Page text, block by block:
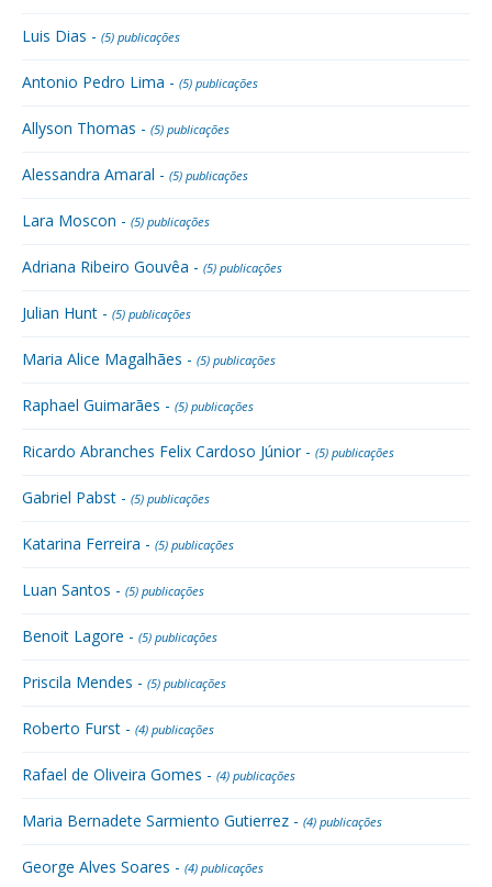
Luis Dias - (5) publicações
Antonio Pedro Lima - (5) publicações
Allyson Thomas - (5) publicações
Alessandra Amaral - (5) publicações
Lara Moscon - (5) publicações
Adriana Ribeiro Gouvêa - (5) publicações
Julian Hunt - (5) publicações
Maria Alice Magalhães - (5) publicações
Raphael Guimarães - (5) publicações
Ricardo Abranches Felix Cardoso Júnior - (5) publicações
Gabriel Pabst - (5) publicações
Katarina Ferreira - (5) publicações
Luan Santos - (5) publicações
Benoit Lagore - (5) publicações
Priscila Mendes - (5) publicações
Roberto Furst - (4) publicações
Rafael de Oliveira Gomes - (4) publicações
Maria Bernadete Sarmiento Gutierrez - (4) publicações
George Alves Soares - (4) publicações